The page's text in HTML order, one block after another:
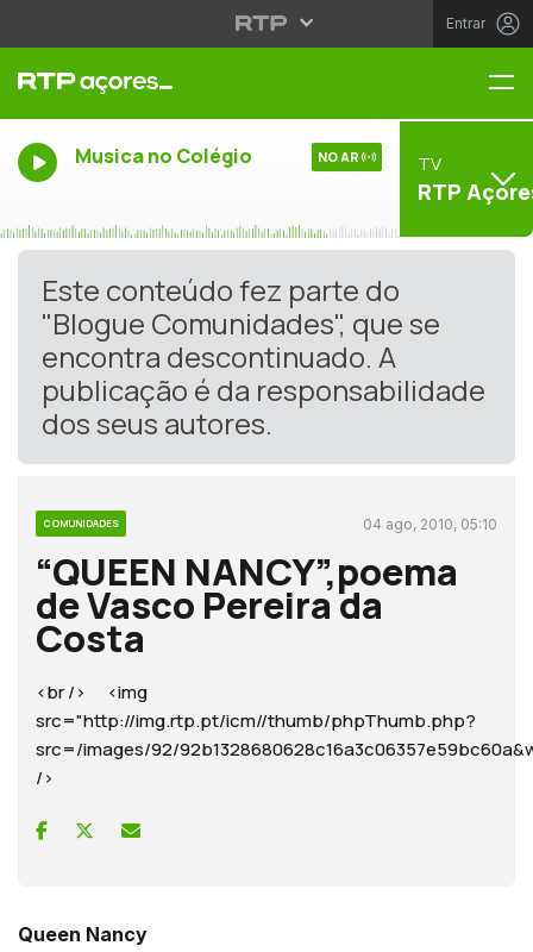
Entrar
Musica no Colégio NO AR TV
RTP
Este conteúdo fez parte do
"Blogue Comunidades", que se
encontra descontinuado. A
publicação é da responsabilidade
dos seus autores.
COMUNIDADES 04 ago, 2010, 05:10
“QUEEN NANCY”,poema
de Vasco Pereira da
Costa
<br /> <img
src="http://img.rtp.pt/icm//thumb/phpThumb.php?
src=/images/92/
/>
Queen Nancy